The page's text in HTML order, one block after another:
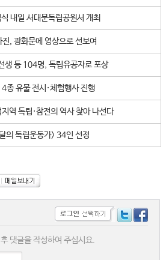
내일 서대문독립공원서 개최
, 광화문에 영상으로 선보여
생 등 104명, 독립유공자로 포상
종 유물 전시·체험행사 진행
역 독립·참전의 역사 찾아 나선다
의 독립운동가> 34인 선정
댓글을 작성하여 주십시요.